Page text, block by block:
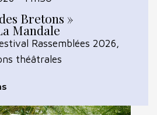
Bretons »
Mandale
Rassemblées 2026,
théâtrales